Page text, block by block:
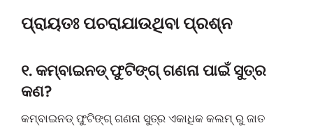
ପ୍ରାୟତଃ ପଚରାଯାଉଥିବା ପ୍ରଶ୍ନ
୧. କମ୍ବାଇନଡ୍ ଫୁଟିଙ୍ଗ୍ ଗଣନା ପାଇଁ ସୁତ୍ର
କଣ?
କମ୍ବାଇନଡ୍ ଫୁଟିଙ୍ଗ୍ ଗଣନା ସୁତ୍ର ଏକାଧିକ କଲମ୍ ରୁ ଜାତ